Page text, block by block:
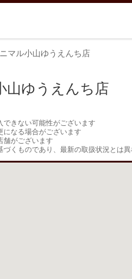
マル小山ゆうえんち店
山ゆうえんち店
できない可能性がございます
になる場合がございます
舗がございます
くものであり、最新の取扱状況とは